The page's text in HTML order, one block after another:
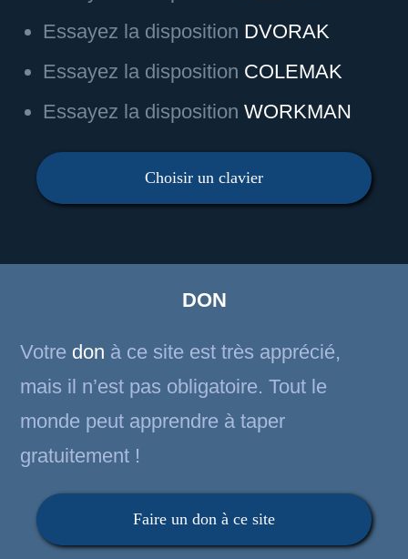
Essayez la disposition DVORAK
Essayez la disposition COLEMAK
Essayez la disposition WORKMAN
Choisir un clavier
DON
Votre don à ce site est très apprécié,
mais il n’est pas obligatoire. Tout le
monde peut apprendre à taper
gratuitement !
Faire un don à ce site